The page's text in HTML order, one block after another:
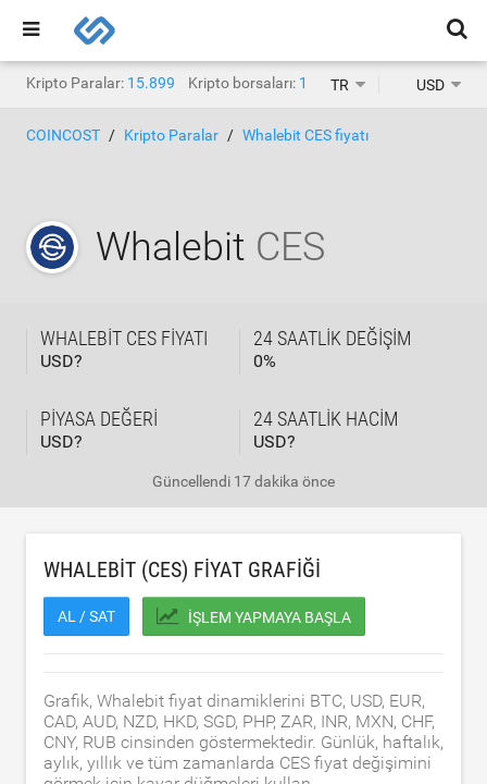
Kripto Paralar: 15.899 Kripto borsaları: 1.468TR USD
COINCOST Kripto Paralar Whalebit CES fiyatı
Whalebit CES
WHALEBIT CES FIYATI
USD?
24 SAATLIK DEĞIŞIM
0%
PIYASA DEĞERI
USD?
24 SAATLIK HACIM
USD?
Güncellendi 17 dakika önce
WHALEBIT (CES) FIYAT GRAFIĞI
AL / SAT İŞLEM YAPMAYA BAŞLA
Grafik, Whalebit fiyat dinamiklerini BTC, USD, EUR,
CAD, AUD, NZD, HKD, SGD, PHP, ZAR, INR, MXN, CHF,
CNY, RUB cinsinden göstermektedir. Günlük, haftalık,
aylık, yıllık ve tüm zamanlarda CES fiyat değişimini